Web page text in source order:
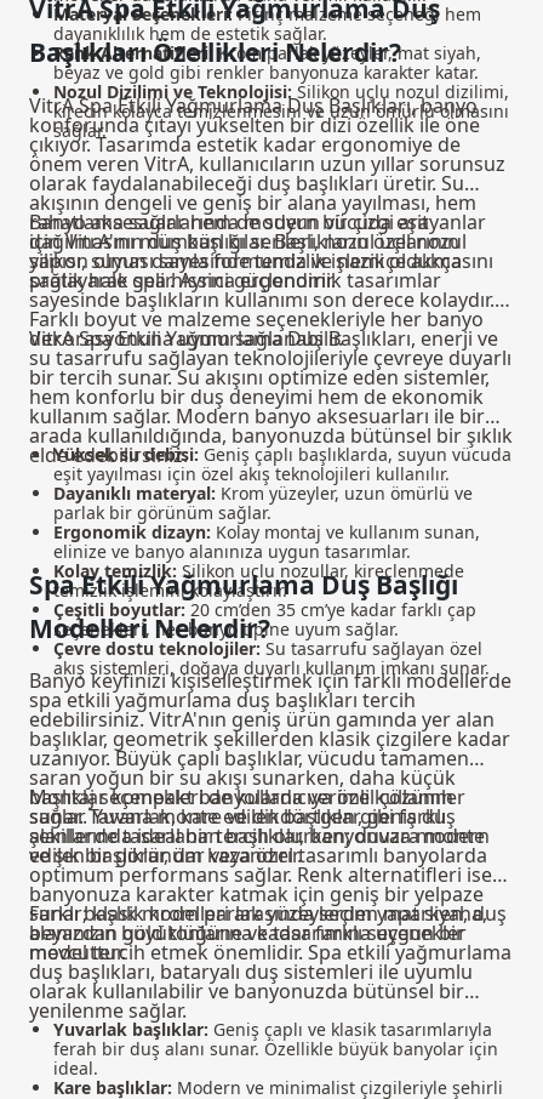
Materyal Seçenekleri:Pirinç malzeme seçeneği hem
dayanıklılık hem de estetik sağlar.
Renk Alternatifleri: Krom parlak yüzeyler, mat siyah,
beyaz ve gold gibi renkler banyonuza karakter katar.
Nozul Dizilimi ve Teknolojisi: Silikon uçlu nozul dizilimi,
kirecin kolayca temizlenmesini ve uzun ömürlü olmasını
sağlar.
VitrA Spa Etkili Yağmurlama Duş
Başlıkları Özellikleri Nelerdir?
VitrA Spa Etkili Yağmurlama Duş Başlıkları, banyo
konforunda çıtayı yükselten bir dizi özellik ile öne
çıkıyor. Tasarımda estetik kadar ergonomiye de
önem veren VitrA, kullanıcıların uzun yıllar sorunsuz
olarak faydalanabileceği duş başlıkları üretir. Su
akışının dengeli ve geniş bir alana yayılması, hem
rahatlama sağlar hem de suyun vücuda eşit
dağılmasını mümkün kılar. Başlıkların özel nozul
yapısı, suyun damla formunda ve nazikçe akmasını
sağlayarak spa hissini güçlendirir.
Banyo aksesuarlarında modern bir çizgi arayanlar
için VitrA'nın duş başlığı serileri, nozul uçlarının
silikon olması sayesinde temizlik işlemi oldukça
pratik hale gelir. Ayrıca ergonomik tasarımlar
sayesinde başlıkların kullanımı son derece kolaydır.
Farklı boyut ve malzeme seçenekleriyle her banyo
dekorasyonuna uyum sağlanabilir.
VitrA Spa Etkili Yağmurlama Duş Başlıkları, enerji ve
su tasarrufu sağlayan teknolojileriyle çevreye duyarlı
bir tercih sunar. Su akışını optimize eden sistemler,
hem konforlu bir duş deneyimi hem de ekonomik
kullanım sağlar. Modern banyo aksesuarları ile bir
arada kullanıldığında, banyonuzda bütünsel bir şıklık
elde edebilirsiniz.
Yüksek su debisi: Geniş çaplı başlıklarda, suyun vücuda
eşit yayılması için özel akış teknolojileri kullanılır.
Dayanıklı materyal: Krom yüzeyler, uzun ömürlü ve
parlak bir görünüm sağlar.
Ergonomik dizayn: Kolay montaj ve kullanım sunan,
elinize ve banyo alanınıza uygun tasarımlar.
Kolay temizlik: Silikon uçlu nozullar, kireçlenmede
temizlik işlemini kolaylaştırır.
Çeşitli boyutlar: 20 cm’den 35 cm’ye kadar farklı çap
seçenekleri, her banyo tipine uyum sağlar.
Çevre dostu teknolojiler: Su tasarrufu sağlayan özel
akış sistemleri, doğaya duyarlı kullanım imkanı sunar.
Spa Etkili Yağmurlama Duş Başlığı
Modelleri Nelerdir?
Banyo keyfinizi kişiselleştirmek için farklı modellerde
spa etkili yağmurlama duş başlıkları tercih
edebilirsiniz. VitrA'nın geniş ürün gamında yer alan
başlıklar, geometrik şekillerden klasik çizgilere kadar
uzanıyor. Büyük çaplı başlıklar, vücudu tamamen
saran yoğun bir su akışı sunarken, daha küçük
başlıklar kompakt banyolarda verimli kullanım
sağlar. Yuvarlak, kare ve dikdörtgen gibi farklı
şekillerde tasarlanan başlıklar, banyonuza modern
ve şık bir görünüm kazandırır.
Montaj seçenekleri de kullanıcıya özel çözümler
sunar. Tavana monte edilen başlıklar, geniş duş
alanlarında ideal bir tercih olurken; duvara monte
edilen başlıklar, dar veya özel tasarımlı banyolarda
optimum performans sağlar. Renk alternatifleri ise
banyonuza karakter katmak için geniş bir yelpaze
sunar; klasik krom parlak yüzeylerden mat siyaha,
beyazdan gold tonlarına kadar farklı seçenekler
mevcuttur.
Farklı başlık modelleri arasında seçim yaparken, duş
alanınızın büyüklüğüne ve tasarımına uygun bir
model tercih etmek önemlidir. Spa etkili yağmurlama
duş başlıkları, bataryalı duş sistemleri ile uyumlu
olarak kullanılabilir ve banyonuzda bütünsel bir
yenilenme sağlar.
Yuvarlak başlıklar: Geniş çaplı ve klasik tasarımlarıyla
ferah bir duş alanı sunar. Özellikle büyük banyolar için
ideal.
Kare başlıklar: Modern ve minimalist çizgileriyle şehirli